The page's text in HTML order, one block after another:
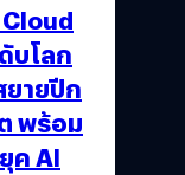
บโลก
ยายปีก
พร้อม
ค AI